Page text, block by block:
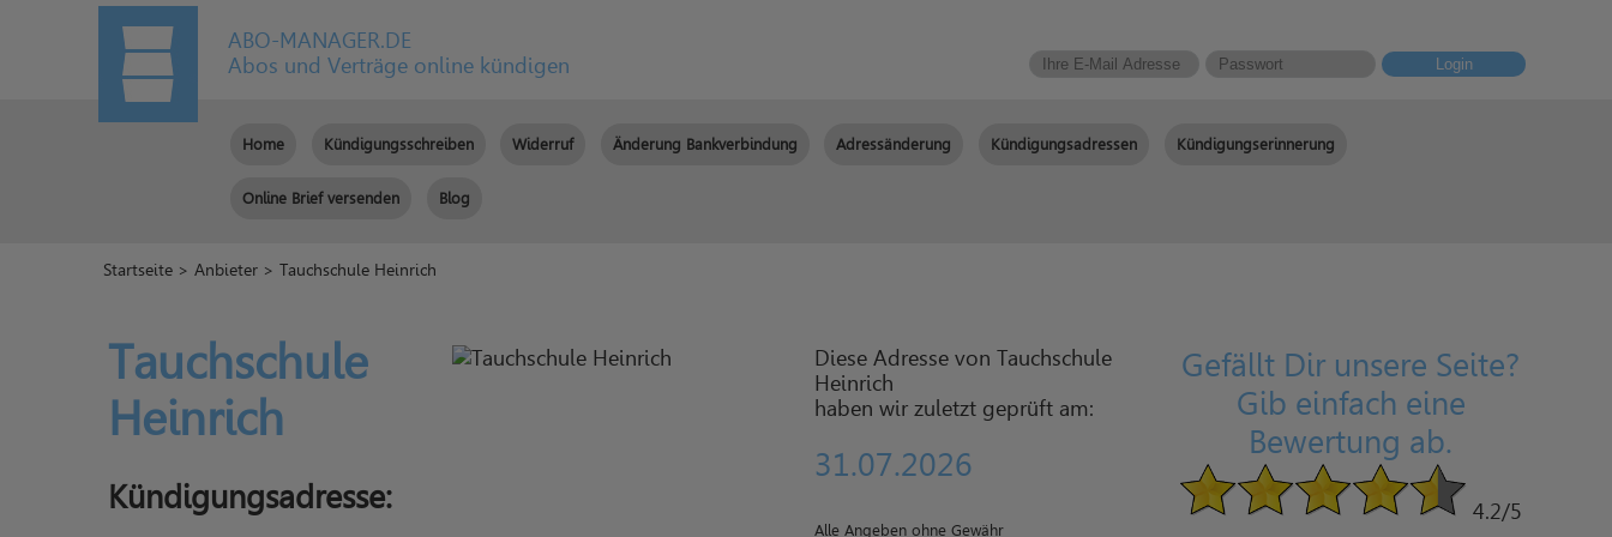
ABO-MANAGER.DE
Abos und Verträge online kündigen
Login
Home Kündigungsschreiben Widerruf Änderung Bankverbindung Adressänderung Kündigungsadressen Kündigungserinnerung
Online Brief versenden Blog
Startseite >Anbieter > Tauchschule Heinrich
Tauchschule
Heinrich
Kündigungsadresse:
Diese Adresse von Tauchschule
Heinrich
haben wir zuletzt geprüft am:
31.07.2026
Alle Angeben ohne Gewähr
Gefällt Dir unsere Seite?
Gib einfach eine
Bewertung ab.
4.2/5